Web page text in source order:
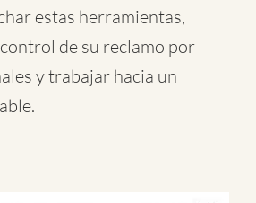
estas herramientas,
de su reclamo por
y trabajar hacia un